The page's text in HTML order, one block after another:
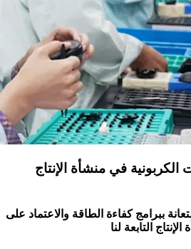
الكربونية في منشأة الإنتاج
ببرامج كفاءة الطاقة والاعتماد على
التابعة لنا